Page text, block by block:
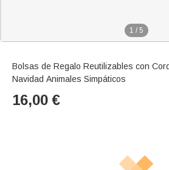
1 / 5
Bolsas de Regalo Reutilizables con
Navidad Animales Simpáticos
16,00 €